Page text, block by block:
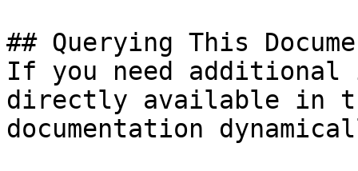
## Querying This
If you need
directly available in
documentation